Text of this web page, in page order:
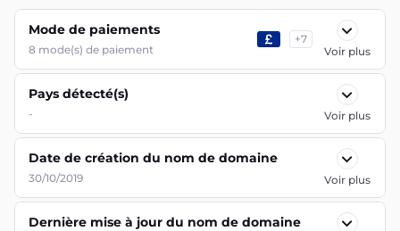
Mode de paiements
8 mode(s) de paiement
+7
Voir plus
Pays détecté(s)
- Voir plus
Date de création du nom de domaine
30/10/2019 Voir plus
Dernière mise à jour du nom de domaine